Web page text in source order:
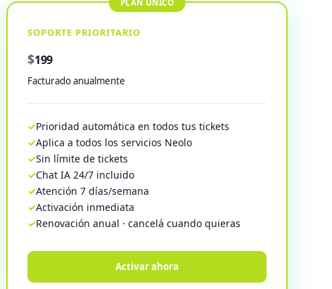
SOPORTE PRIORITARIO
$199
Facturado anualmente
Prioridad automática en todos tus tickets
Aplica a todos los servicios Neolo
Sin límite de tickets
Chat IA 24/7 incluido
Atención 7 días/semana
Activación inmediata
Renovación anual · cancelá cuando quieras
Activar ahora